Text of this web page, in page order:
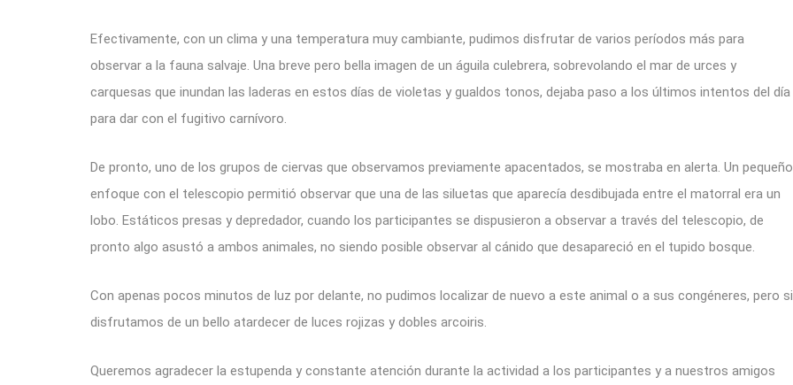
Efectivamente, con un clima y una temperatura muy cambiante, pudimos disfrutar de varios períodos más para
observar a la fauna salvaje. Una breve pero bella imagen de un águila culebrera, sobrevolando el mar de urces y
carquesas que inundan las laderas en estos días de violetas y gualdos tonos, dejaba paso a los últimos intentos del día
para dar con el fugitivo carnívoro.
De pronto, uno de los grupos de ciervas que observamos previamente apacentados, se mostraba en alerta. Un pequeño
enfoque con el telescopio permitió observar que una de las siluetas que aparecía desdibujada entre el matorral era un
lobo. Estáticos presas y depredador, cuando los participantes se dispusieron a observar a través del telescopio, de
pronto algo asustó a ambos animales, no siendo posible observar al cánido que desapareció en el tupido bosque.
Con apenas pocos minutos de luz por delante, no pudimos localizar de nuevo a este animal o a sus congéneres, pero si
disfrutamos de un bello atardecer de luces rojizas y dobles arcoiris.
Queremos agradecer la estupenda y constante atención durante la actividad a los participantes y a nuestros amigos